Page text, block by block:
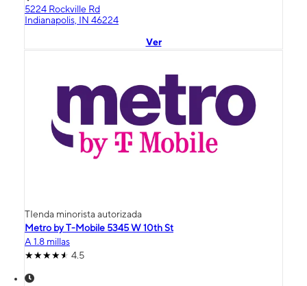
5224 Rockville Rd
Indianapolis, IN 46224
Ver
TIenda minorista autorizada
Metro by T-Mobile 5345 W 10th St
A 1.8 millas
4.5